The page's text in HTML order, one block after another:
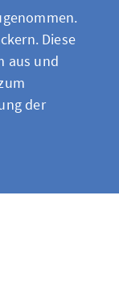
Diese
aus und
der